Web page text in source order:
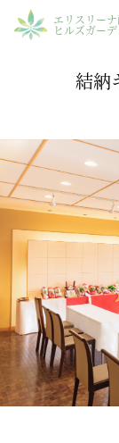
エリスリー
ヒルズガー
結納